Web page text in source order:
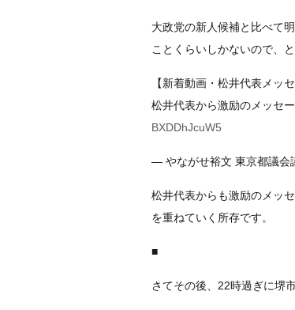
大政党の新人候補と比べて
ことくらいしかないので、
【新着動画・松井代表メッセ
松井代表から激励のメッセ
BXDDhJcuW5
— やながせ裕文 東京都議会
松井代表からも激励のメッ
を重ねていく所存です。
■
さてその後、22時過ぎに堺